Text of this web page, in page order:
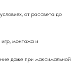
от рассвета до
игр, монтажа и
даже при максимальной